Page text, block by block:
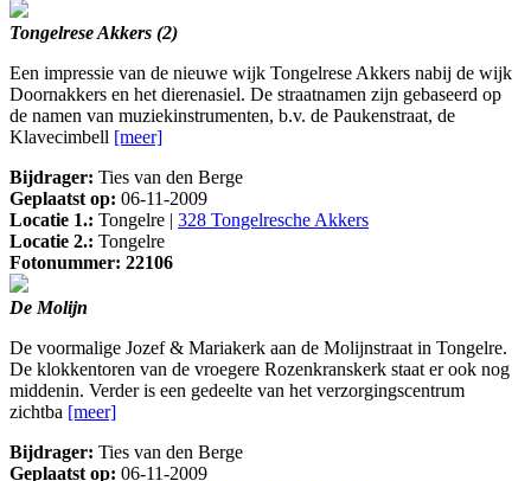
Tongelrese Akkers (2)
Een impressie van de nieuwe wijk Tongelrese Akkers nabij de wijk
Doornakkers en het dierenasiel. De straatnamen zijn gebaseerd op
de namen van muziekinstrumenten, b.v. de Paukenstraat, de
Klavecimbell [meer]
Bijdrager: Ties van den Berge
Geplaatst op: 06-11-2009
Locatie 1.: Tongelre | 328 Tongelresche Akkers
Locatie 2.: Tongelre
Fotonummer: 22106
De Molijn
De voormalige Jozef & Mariakerk aan de Molijnstraat in Tongelre.
De klokkentoren van de vroegere Rozenkranskerk staat er ook nog
middenin. Verder is een gedeelte van het verzorgingscentrum
zichtba [meer]
Bijdrager: Ties van den Berge
Geplaatst op: 06-11-2009